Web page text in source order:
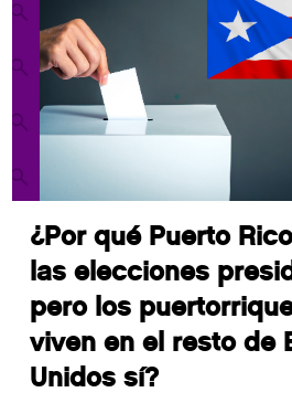
¿Por qué Puerto
las elecciones
pero los
viven en el resto de
Unidos sí?